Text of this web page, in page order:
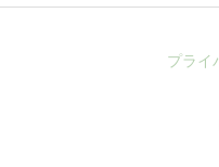
プライ